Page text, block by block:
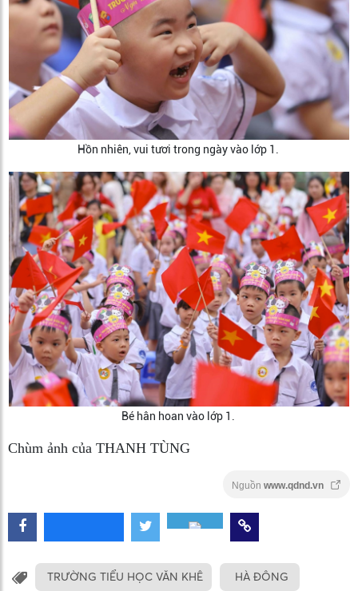
Hồn nhiên, vui tươi trong ngày vào lớp 1.
Bé hân hoan vào lớp 1.
Chùm ảnh của THANH TÙNG
Nguồn www.qdnd.vn
TRƯỜNG TIỂU HỌC VĂN KHÊ HÀ ĐÔNG